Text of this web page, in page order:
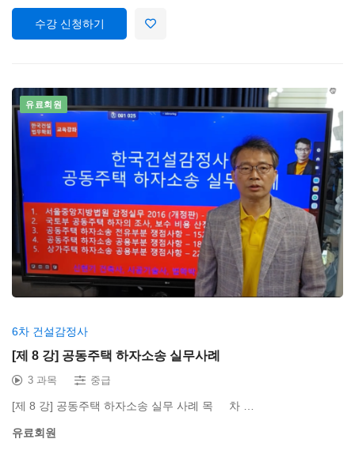
수강 신청하기
유료회원
6차 건설감정사
[제 8 강] 공동주택 하자소송 실무사례
3 과목 중급
[제 8 강] 공동주택 하자소송 실무 사례 목 차 …
유료회원